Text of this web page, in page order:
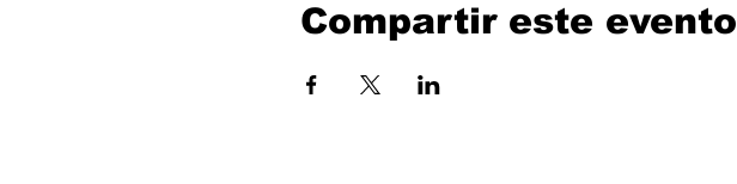
Compartir este evento